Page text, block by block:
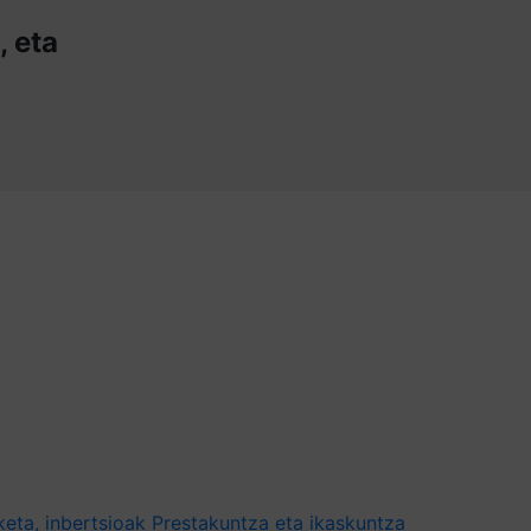
eta
inbertsioak Prestakuntza eta ikaskuntza